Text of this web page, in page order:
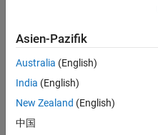
noch
keine
offenen
Stellen
können,
Asien-Pazifik
Australia (English)
India (English)
New Zealand (English)
中国